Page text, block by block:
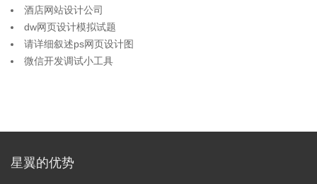
酒店网站设计公司
dw网页设计模拟试题
请详细叙述ps网页设计图
微信开发调试小工具
星翼的优势